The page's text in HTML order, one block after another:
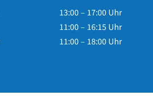
13:00 – 17:00 Uhr
11:00 – 16:15 Uhr
11:00 – 18:00 Uhr